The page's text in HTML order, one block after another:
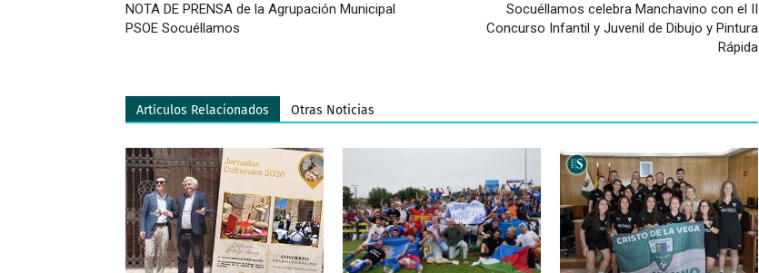
NOTA DE PRENSA de la Agrupación Municipal
PSOE Socuéllamos
Socuéllamos celebra Manchavino con el II
Concurso Infantil y Juvenil de Dibujo y Pintura
Rápida
Artículos Relacionados Otras Noticias